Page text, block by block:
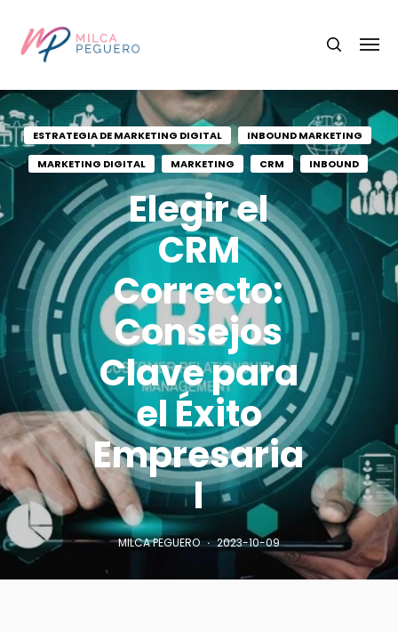
ESTRATEGIA DE MARKETING DIGITAL
INBOUND MARKETING
MARKETING DIGITAL
MARKETING CRM INBOUND
Elegir el
CRM
Correcto:
Consejos
Clave para
el Éxito
Empresaria
l
MILCA PEGUERO 2023-10-09